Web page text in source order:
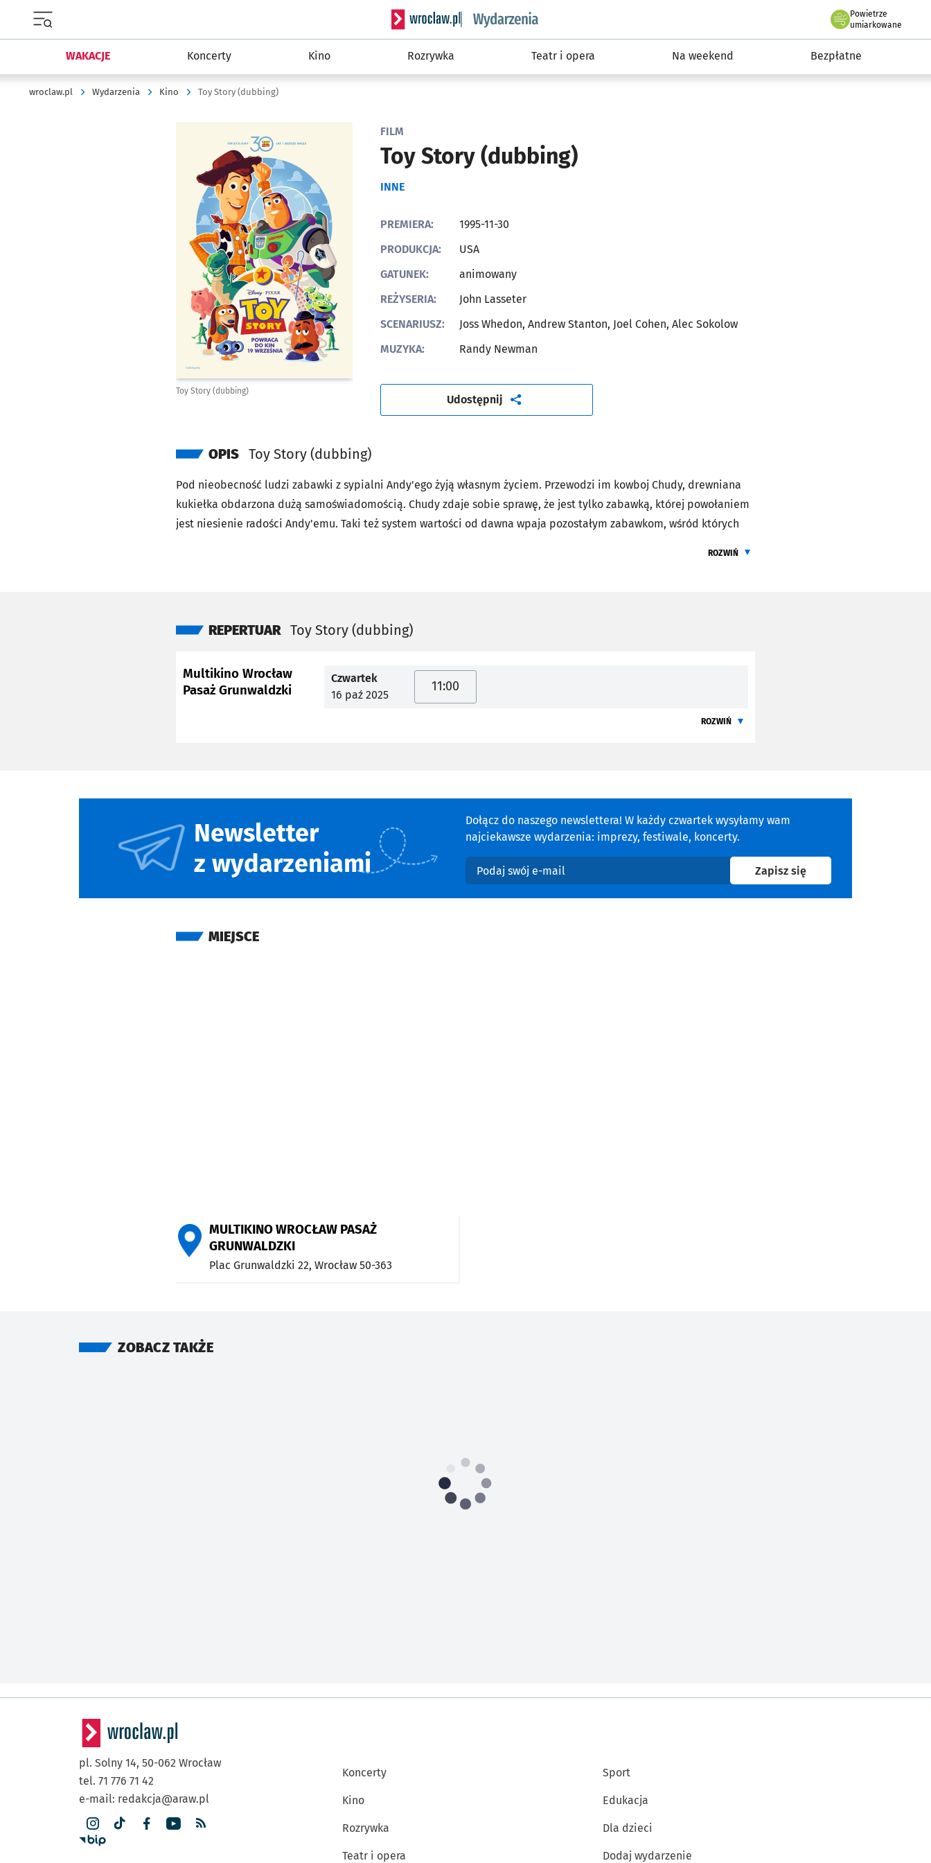
Serwis informacyjny wroclaw.pl podserwis: Wydarzenia
Powietrze
we Wrocławiu
umiarkowane
WAKACJE Koncerty Kino Rozrywka Teatr i opera Na weekend Bezpłatne
wroclaw.pl Wydarzenia Kino Toy Story (dubbing)
FILM
Toy Story (dubbing)
INNE
Toy Story (dubbing)
PREMIERA:
1995-11-30
PRODUKCJA:
USA
GATUNEK:
animowany
REŻYSERIA:
John Lasseter
SCENARIUSZ:
Joss Whedon, Andrew Stanton, Joel Cohen, Alec Sokolow
MUZYKA:
Randy Newman
Udostępnijartykuł
OPIS Toy Story (dubbing)
Pod nieobecność ludzi zabawki z sypialni Andy'ego żyją własnym życiem. Przewodzi im kowboj Chudy, drewniana
kukiełka obdarzona dużą samoświadomością. Chudy zdaje sobie sprawę, że jest tylko zabawką, której powołaniem
jest niesienie radości Andy'emu. Taki też system wartości od dawna wpaja pozostałym zabawkom, wśród których
ROZWIŃ
REPERTUAR Toy Story (dubbing)
Multikino Wrocław
Pasaż Grunwaldzki
Czwartek
16 paź 2025
11:00
ROZWIŃ
Newsletter
z wydarzeniami
Dołącz do naszego newslettera! W każdy czwartek wysyłamy wam
najciekawsze wydarzenia: imprezy, festiwale, koncerty.
Podaj swój e-mail
Zapisz sięna newsletter
MIEJSCE
MULTIKINO WROCŁAW PASAŻ
GRUNWALDZKI
Plac Grunwaldzki 22, Wrocław 50-363
ZOBACZ TAKŻE
pl. Solny 14, 50-062 Wrocław
tel. 71 776 71 42
e-mail: redakcja@araw.pl
Koncerty
Kino
Rozrywka
Teatr i opera
Sport
Edukacja
Dla dzieci
Dodaj wydarzenie